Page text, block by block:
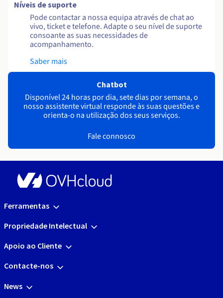
Níveis de suporte
Pode contactar a nossa equipa através de chat ao
vivo, ticket e telefone. Adapte o seu nível de suporte
consoante as suas necessidades de
acompanhamento.
Saber mais
Chatbot
Disponível 24 horas por dia, sete dias por semana, o
nosso assistente virtual responde às suas questões e
orienta-o na utilização dos seus serviços.
Fale connosco
Ferramentas
Propriedade Intelectual
Apoio ao Cliente
Contacte-nos
News